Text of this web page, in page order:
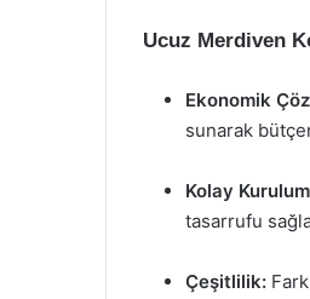
Ucuz Merdiven
Ekonomik
sunarak
Kolay
tasarrufu
Çeşitlilik: